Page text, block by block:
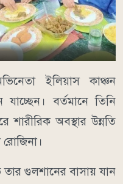
ইলিয়াস কাঞ্চন
বর্তমানে তিনি
শারীরিক অবস্থার উন্নতি
রোজিনা।
তার গুলশানের বাসায় যান